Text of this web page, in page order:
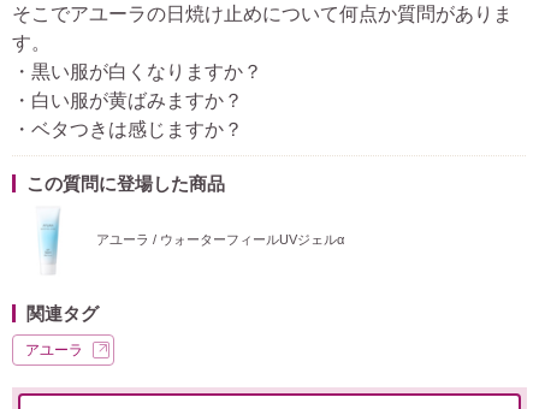
そこでアユーラの日焼け止めについて何点か質問がありま
す。
・黒い服が白くなりますか？
・白い服が黄ばみますか？
・ベタつきは感じますか？
この質問に登場した商品
アユーラ / ウォーターフィールUVジェルα
関連タグ
アユーラ